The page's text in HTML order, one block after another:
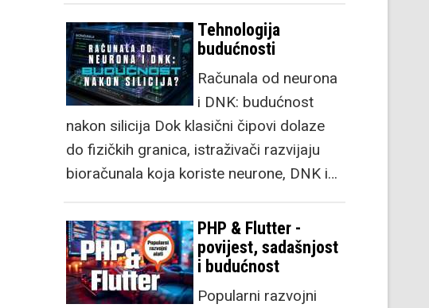
Tehnologija
budućnosti
Računala od neurona
i DNK: budućnost
nakon silicija Dok klasični čipovi dolaze
do fizičkih granica, istraživači razvijaju
bioračunala koja koriste neurone, DNK i…
PHP & Flutter -
povijest, sadašnjost
i budućnost
Popularni razvojni